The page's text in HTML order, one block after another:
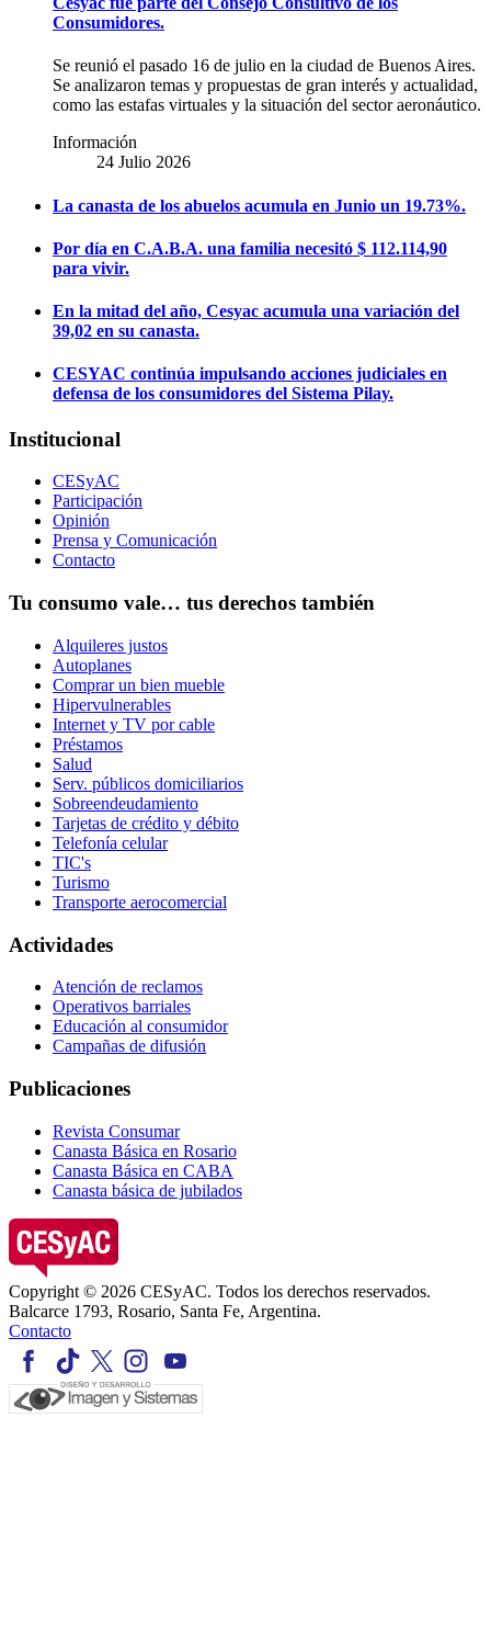
Consumidores.
Se reunió el pasado 16 de julio en la ciudad de Buenos Aires.
Se analizaron temas y propuestas de gran interés y actualidad,
como las estafas virtuales y la situación del sector aeronáutico.
Información
24 Julio 2026
La canasta de los abuelos acumula en Junio un 19.73%.
Por día en C.A.B.A. una familia necesitó $ 112.114,90
para vivir.
En la mitad del año, Cesyac acumula una variación del
39,02 en su canasta.
CESYAC continúa impulsando acciones judiciales en
defensa de los consumidores del Sistema Pilay.
Institucional
CESyAC
Participación
Opinión
Prensa y Comunicación
Contacto
Tu consumo vale… tus derechos también
Alquileres justos
Autoplanes
Comprar un bien mueble
Hipervulnerables
Internet y TV por cable
Préstamos
Salud
Serv. públicos domiciliarios
Sobreendeudamiento
Tarjetas de crédito y débito
Telefonía celular
TIC's
Turismo
Transporte aerocomercial
Actividades
Atención de reclamos
Operativos barriales
Educación al consumidor
Campañas de difusión
Publicaciones
Revista Consumar
Canasta Básica en Rosario
Canasta Básica en CABA
Canasta básica de jubilados
Copyright © 2026 CESyAC. Todos los derechos reservados.
Balcarce 1793, Rosario, Santa Fe, Argentina.
Contacto